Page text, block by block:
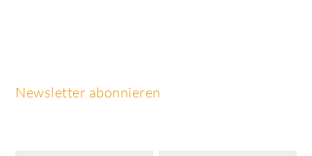
Newsletter abonnieren